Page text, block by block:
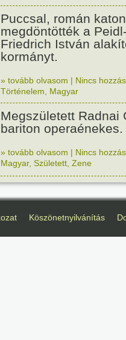
Puccsal, román
megdöntötték a
Friedrich István
kormányt.
» tovább olvasom | Nincs
Történelem
Magyar
Megszületett Radnai
bariton operaénekes.
» tovább olvasom | Nincs
Magyar, Született Zene
Köszönetnyilvánítás